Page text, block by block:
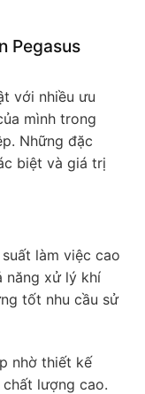
Pegasus
với nhiều ưu
mình trong
Những đặc
biệt và giá trị
làm việc cao
năng xử lý khí
tốt nhu cầu sử
nhờ thiết kế
lượng cao.